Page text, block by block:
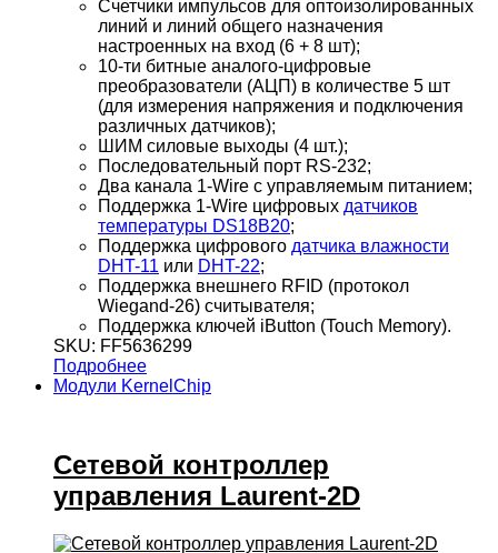
Счетчики импульсов для оптоизолированных
линий и линий общего назначения
настроенных на вход (6 + 8 шт);
10-ти битные аналого-цифровые
преобразователи (АЦП) в количестве 5 шт
(для измерения напряжения и подключения
различных датчиков);
ШИМ силовые выходы (4 шт.);
Последовательный порт RS-232;
Два канала 1-Wire с управляемым питанием;
Поддержка 1-Wire цифровых датчиков
температуры DS18B20;
Поддержка цифрового датчика влажности
DHT-11 или DHT-22;
Поддержка внешнего RFID (протокол
Wiegand-26) считывателя;
Поддержка ключей iButton (Touch Memory).
SKU: FF5636299
Подробнее
Модули KernelChip
Сетевой контроллер
управления Laurent-2D